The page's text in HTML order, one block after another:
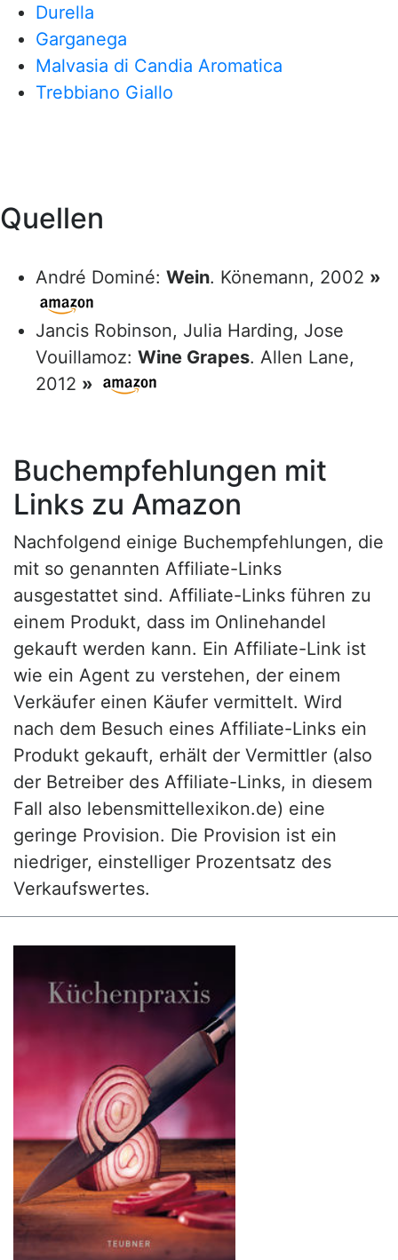
Durella
Garganega
Malvasia di Candia Aromatica
Trebbiano Giallo
Quellen
André Dominé: Wein. Könemann, 2002 »
Jancis Robinson, Julia Harding, Jose
Vouillamoz: Wine Grapes. Allen Lane,
2012 »
Buchempfehlungen mit
Links zu Amazon
Nachfolgend einige Buchempfehlungen, die
mit so genannten Affiliate-Links
ausgestattet sind. Affiliate-Links führen zu
einem Produkt, dass im Onlinehandel
gekauft werden kann. Ein Affiliate-Link ist
wie ein Agent zu verstehen, der einem
Verkäufer einen Käufer vermittelt. Wird
nach dem Besuch eines Affiliate-Links ein
Produkt gekauft, erhält der Vermittler (also
der Betreiber des Affiliate-Links, in diesem
Fall also lebensmittellexikon.de) eine
geringe Provision. Die Provision ist ein
niedriger, einstelliger Prozentsatz des
Verkaufswertes.